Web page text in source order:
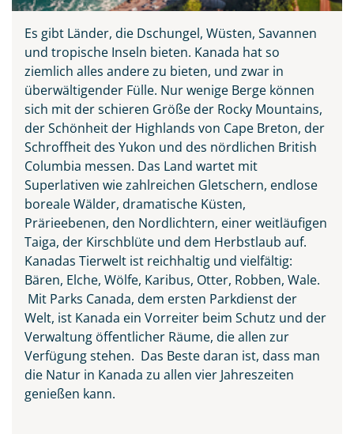
Es gibt Länder, die Dschungel, Wüsten, Savannen
und tropische Inseln bieten. Kanada hat so
ziemlich alles andere zu bieten, und zwar in
überwältigender Fülle. Nur wenige Berge können
sich mit der schieren Größe der Rocky Mountains,
der Schönheit der Highlands von Cape Breton, der
Schroffheit des Yukon und des nördlichen British
Columbia messen. Das Land wartet mit
Superlativen wie zahlreichen Gletschern, endlose
boreale Wälder, dramatische Küsten,
Prärieebenen, den Nordlichtern, einer weitläufigen
Taiga, der Kirschblüte und dem Herbstlaub auf.
Kanadas Tierwelt ist reichhaltig und vielfältig:
Bären, Elche, Wölfe, Karibus, Otter, Robben, Wale.
Mit Parks Canada, dem ersten Parkdienst der
Welt, ist Kanada ein Vorreiter beim Schutz und der
Verwaltung öffentlicher Räume, die allen zur
Verfügung stehen. Das Beste daran ist, dass man
die Natur in Kanada zu allen vier Jahreszeiten
genießen kann.